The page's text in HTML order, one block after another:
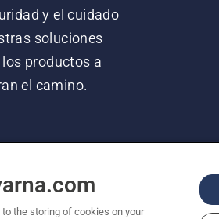
y el cuidado
soluciones
productos a
el camino.
to the storing of cookies on your